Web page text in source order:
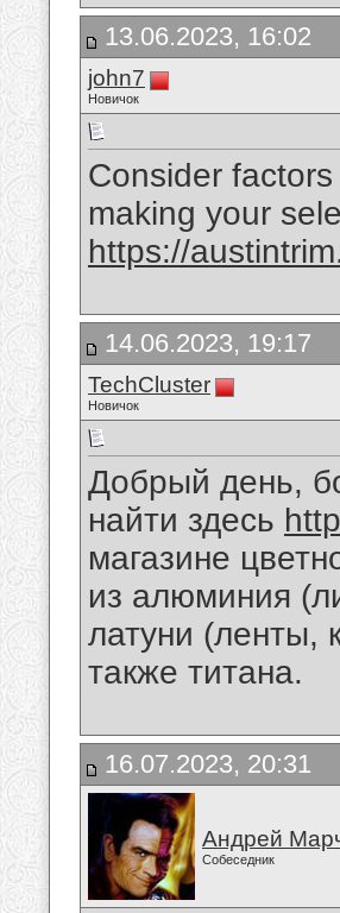
13.06.2023, 16:02
john7
Новичок
Consider
making your
https://
14.06.2023, 19:17
TechCluster
Новичок
Добрый день,
найти здесь
магазине
из алюминия
латуни (ленты,
также титана.
16.07.2023, 20:31
Андрей
Собеседник